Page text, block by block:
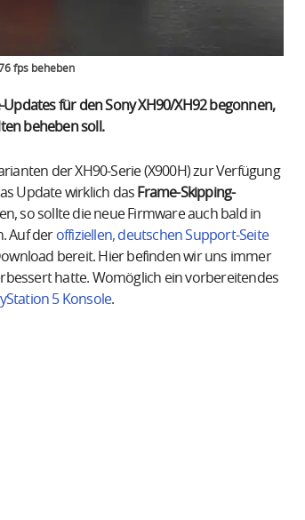
fps beheben
für den Sony XH90/XH92 begonnen,
beheben soll.
der XH90-Serie (X900H) zur Verfügung
Update wirklich das Frame-Skipping-
so sollte die neue Firmware auch bald in
Auf der offiziellen, deutschen Support-Seite
bereit. Hier befinden wir uns immer
hatte. Womöglich ein vorbereitendes
5 Konsole.